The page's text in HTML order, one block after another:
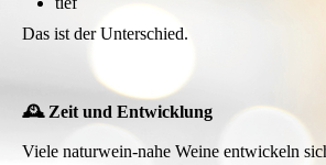
Das ist der Unterschied.
🕰 Zeit und Entwicklung
Viele naturwein-nahe Weine entwickeln